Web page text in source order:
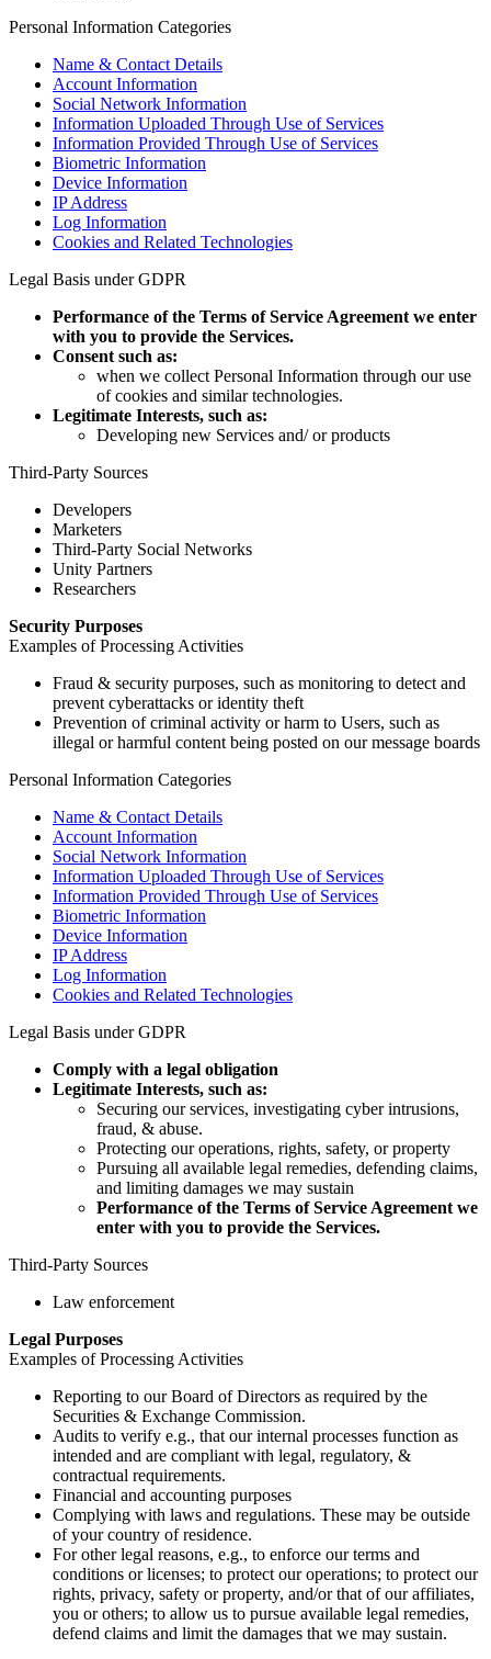
Personal Information Categories
Name & Contact Details
Account Information
Social Network Information
Information Uploaded Through Use of Services
Information Provided Through Use of Services
Biometric Information
Device Information
IP Address
Log Information
Cookies and Related Technologies
Legal Basis under GDPR
Performance of the Terms of Service Agreement we enter
with you to provide the Services.
Consent such as:
when we collect Personal Information through our use
of cookies and similar technologies.
Legitimate Interests, such as:
Developing new Services and/ or products
Third-Party Sources
Developers
Marketers
Third-Party Social Networks
Unity Partners
Researchers
Security Purposes
Examples of Processing Activities
Fraud & security purposes, such as monitoring to detect and
prevent cyberattacks or identity theft
Prevention of criminal activity or harm to Users, such as
illegal or harmful content being posted on our message boards
Personal Information Categories
Name & Contact Details
Account Information
Social Network Information
Information Uploaded Through Use of Services
Information Provided Through Use of Services
Biometric Information
Device Information
IP Address
Log Information
Cookies and Related Technologies
Legal Basis under GDPR
Comply with a legal obligation
Legitimate Interests, such as:
Securing our services, investigating cyber intrusions,
fraud, & abuse.
Protecting our operations, rights, safety, or property
Pursuing all available legal remedies, defending claims,
and limiting damages we may sustain
Performance of the Terms of Service Agreement we
enter with you to provide the Services.
Third-Party Sources
Law enforcement
Legal Purposes
Examples of Processing Activities
Reporting to our Board of Directors as required by the
Securities & Exchange Commission.
Audits to verify e.g., that our internal processes function as
intended and are compliant with legal, regulatory, &
contractual requirements.
Financial and accounting purposes
Complying with laws and regulations. These may be outside
of your country of residence.
For other legal reasons, e.g., to enforce our terms and
conditions or licenses; to protect our operations; to protect our
rights, privacy, safety or property, and/or that of our affiliates,
you or others; to allow us to pursue available legal remedies,
defend claims and limit the damages that we may sustain.